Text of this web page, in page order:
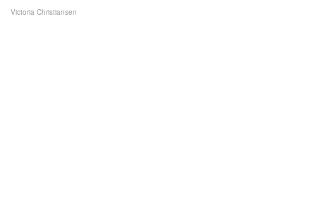
Victoria Christiansen